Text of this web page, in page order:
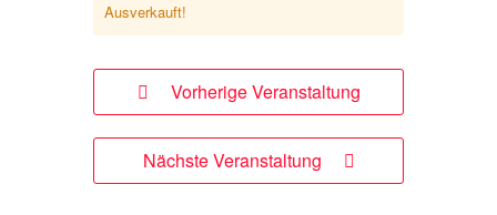
Ausverkauft!
Vorherige Veranstaltung
Nächste Veranstaltung